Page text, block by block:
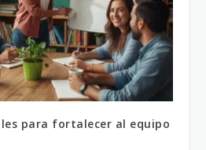
para fortalecer al equipo